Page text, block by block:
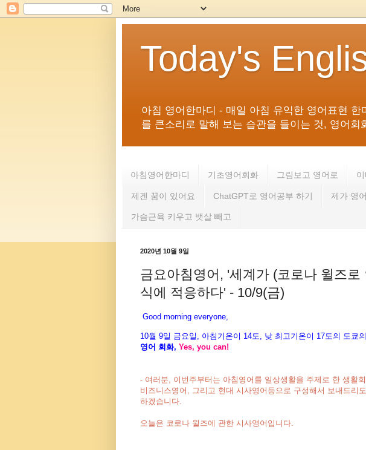
Today's
아침 영어한마디 - 매일 아침 유익한 영어표현
를 큰소리로 말해 보는 습관을 들이는 것, 영어
아침영어한마디 기초영어회화 그림보고 영어로
제겐 꿈이 있어요 ChatGPT로 영어공부 하기 제가 영
가슴근육 키우고 뱃살 빼고
2020년 10월 9일
금요아침영어, '세계가 (코로나 윌즈
식에 적응하다' - 10/9(금)
Good morning everyone,
10월 9일 금 요 일, 아침기온이 14도 , 낮 최고기온이 17도의 도쿄
영어 회화, Yes, you can!
- 여러분, 이번주부터는 아침영어를 일상생활을 주제로 한 생활회
비즈니스영어, 그리고 현대 시사영어등으로 구성해서 보내드리
하겠습니다.
오늘은 코로나 윌즈에 관한 시사영어입니다.